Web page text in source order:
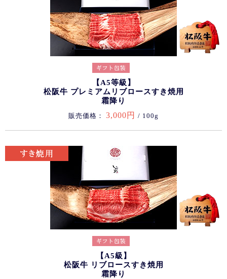
【A5等級】
松阪牛 プレミアムリブロースすき焼用
霜降り
販売価格： 3,000円 / 100g
【A5級】
松阪牛 リブロースすき焼用
霜降り